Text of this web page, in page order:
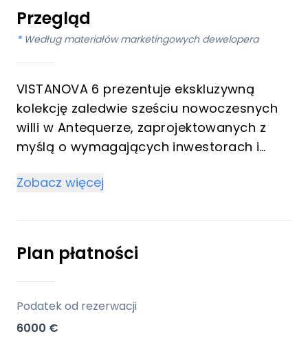
Przegląd
* Według materiałów marketingowych dewelopera
VISTANOVA 6 prezentuje ekskluzywną
kolekcję zaledwie sześciu nowoczesnych
willi w Antequerze, zaprojektowanych z
myślą o wymagających inwestorach i
wydajności i luksusu na Costa del Sol.
łazienkami, została starannie
zaprojektowana, aby zapewnić najwyższy
komfort i oszczędność energii. W pełni
wyposażona kuchnia i najnowocześniejszy
system klimatyzacji aerotermicznej
zapewnią komfort i oszczędność energii.
Zobacz więcej
Plan płatności
Podatek od rezerwacji
6000 €